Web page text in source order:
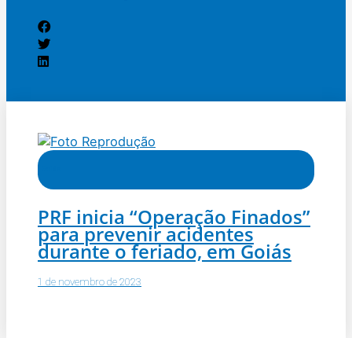
PRF inicia “Operação Finados”
para prevenir acidentes
durante o feriado, em Goiás
1 de novembro de 2023